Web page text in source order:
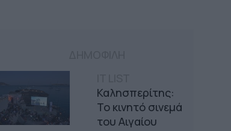
Καλησπερίτης:
Το κινητό σινεμά
του Αιγαίου